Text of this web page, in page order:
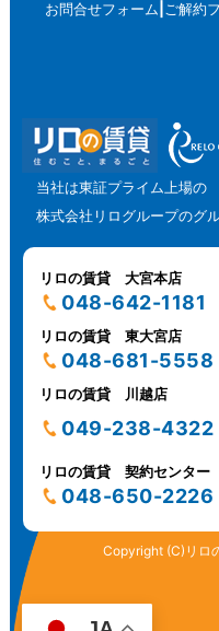
お問合せフォーム ご解約
当社は東証プライム上場の
株式会社リログループのグ
リロの賃貸 大宮本店
048-642-1181
リロの賃貸 東大宮店
048-681-5558
リロの賃貸 川越店
049-238-4322
リロの賃貸 契約センター
048-650-2226
Copyright (C)リロ